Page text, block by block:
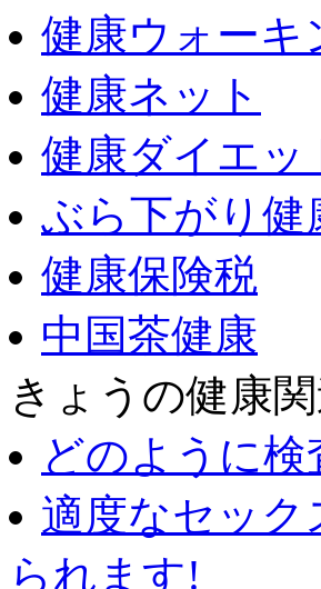
健康ウォーキ
健康ネット
健康ダイエッ
ぶら下がり健
健康保険税
中国茶健康
きょうの健康
どのように
適度なセック
られます!